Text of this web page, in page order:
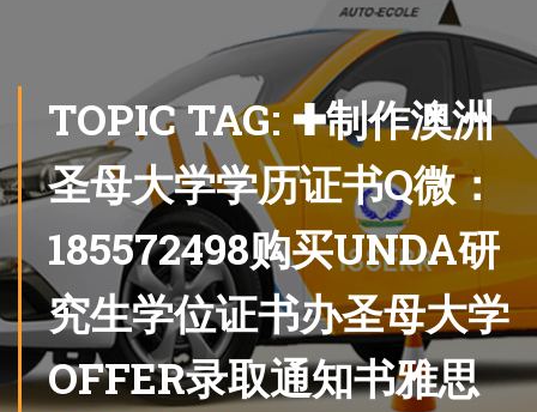
TOPIC TAG: ✚制作澳洲
圣母大学学历证书Q微：
185572498购买UNDA研
究生学位证书办圣母大学
OFFER录取通知书雅思